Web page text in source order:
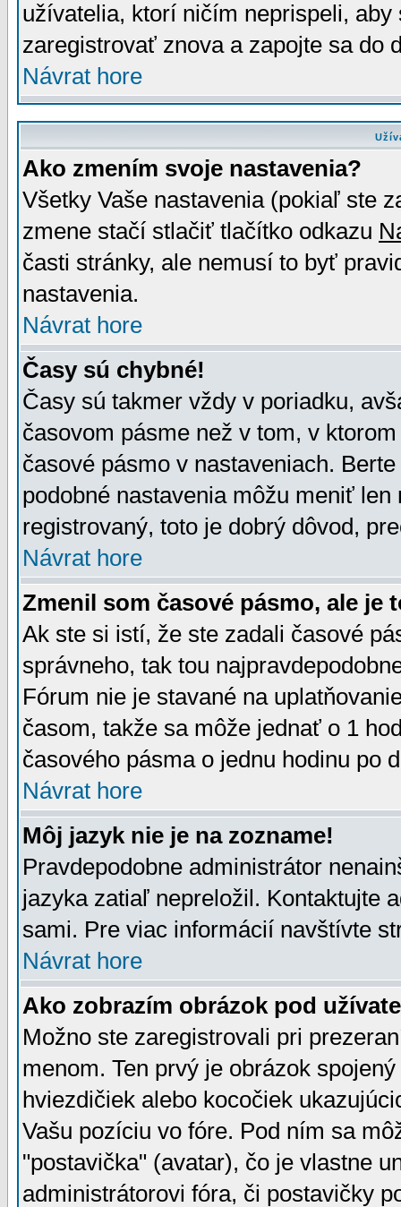
užívatelia, ktorí ničím neprispeli,
zaregistrovať znova a zapojte sa do
Návrat hore
Ako zmením svoje nastavenia?
Všetky Vaše nastavenia (pokiaľ ste
zmene stačí stlačiť tlačítko odkazu
časti stránky, ale nemusí to byť
nastavenia.
Návrat hore
Časy sú chybné!
Časy sú takmer vždy v poriadku,
časovom pásme než v tom, v
časové pásmo v nastaveniach.
podobné nastavenia môžu meniť
registrovaný, toto je dobrý dôvod,
Návrat hore
Zmenil som časové pásmo, ale je
Ak ste si istí, že ste zadali časové
správneho, tak tou
Fórum nie je stavané na
časom, takže sa môže jednať o 1
časového pásma o jednu hodinu po
Návrat hore
Môj jazyk nie je na zozname!
Pravdepodobne administrátor
jazyka zatiaľ nepreložil. Kontaktujte
sami. Pre viac informácií navštívte
Návrat hore
Ako zobrazím obrázok pod
Možno ste zaregistrovali pri
menom. Ten prvý je obrázok
hviezdičiek alebo kocočiek
Vašu pozíciu vo fóre. Pod ním sa
"postavička" (avatar), čo je vlastne
administrátorovi fóra, či postavičky